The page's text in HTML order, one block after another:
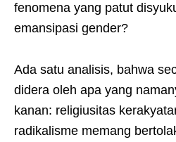
fenomena yang patut
emansipasi gender?
Ada satu analisis, bahwa
didera oleh apa yang
kanan: religiusitas
radikalisme memang